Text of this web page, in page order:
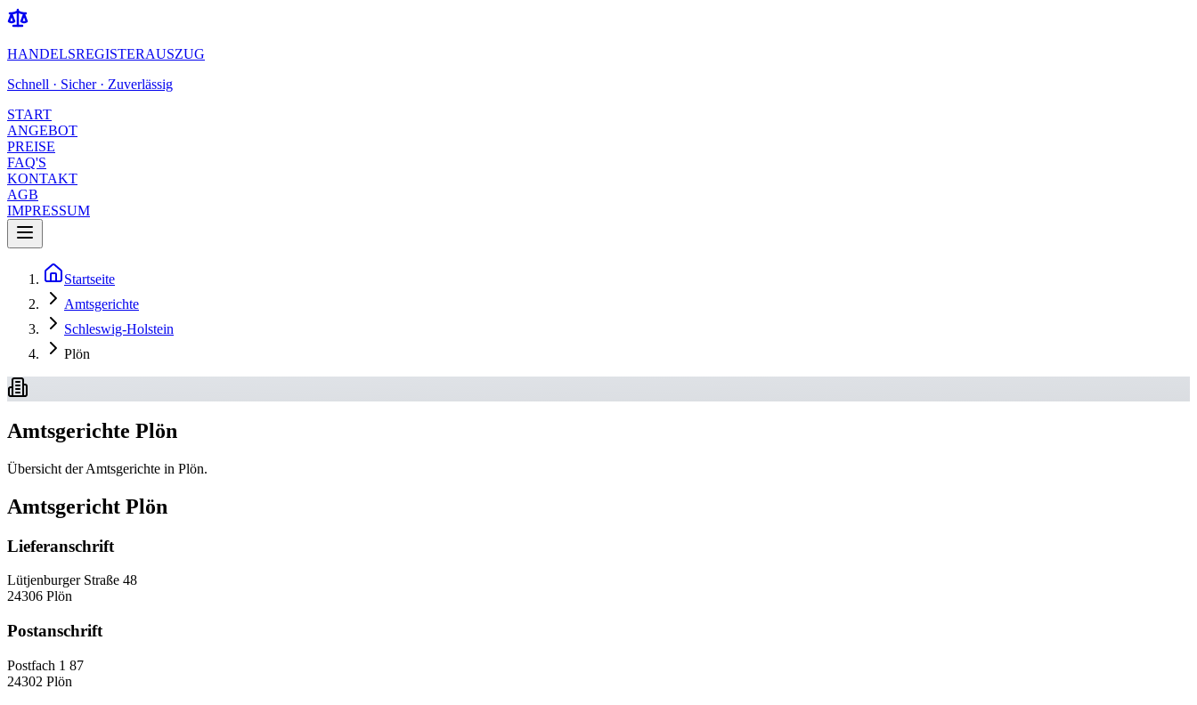
HANDELSREGISTERAUSZUG
Schnell · Sicher · Zuverlässig
START
ANGEBOT
PREISE
FAQ'S
KONTAKT
AGB
IMPRESSUM
Startseite
Amtsgerichte
Schleswig-Holstein
Plön
Amtsgerichte Plön
Übersicht der Amtsgerichte in Plön.
Amtsgericht Plön
Lieferanschrift
Lütjenburger Straße 48
24306 Plön
Postanschrift
Postfach 1 87
24302 Plön